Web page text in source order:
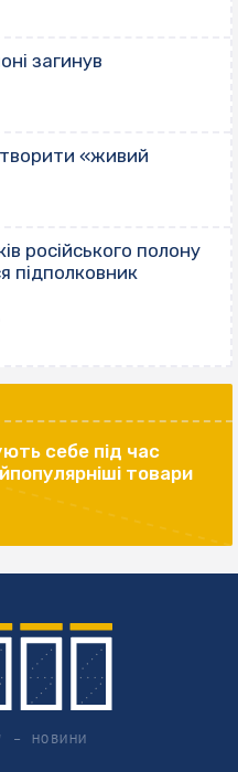
загинув
«живий
російського полону
підполковник
себе під час
товари
– НОВИНИ